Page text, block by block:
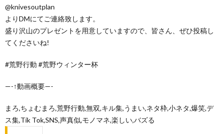
@knivesoutplan
よりDMにてご連絡致します。
盛り沢山のプレゼントを用意していますので、皆さん、ぜひ投稿し
てくださいね!
#荒野行動 #荒野ウィンター杯
—-↑動画概要—-
まろ,ちょむまろ,荒野行動,無双,キル集,うまい,ネタ枠,小ネタ,爆笑,デ
ス集,Tik Tok,SNS,声真似,モノマネ,楽しい,バズる